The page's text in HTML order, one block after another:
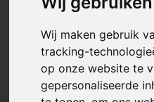
Wij maken gebruik
tracking-
op onze website te
gepersonaliseerde